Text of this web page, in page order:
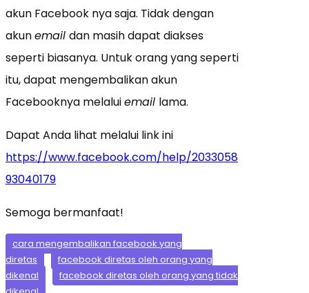
akun Facebook nya saja. Tidak dengan
akunemail dan masih dapat diakses
seperti biasanya. Untuk orang yang seperti
itu, dapat mengembalikan akun
Facebooknya melaluiemail lama.
Dapat Anda lihat melalui link ini
https://www.facebook.com/help/2033058
93040179
Semoga bermanfaat!
cara mengembalikan facebook yang
diretas
facebook diretas oleh orang yang
dikenal
facebook diretas oleh orang yang tidak